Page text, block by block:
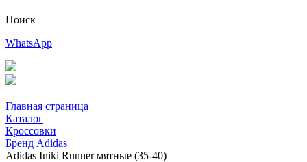
Поиск
WhatsApp
Главная страница
Каталог
Кроссовки
Бренд Adidas
Adidas Iniki Runner мятные (35-40)